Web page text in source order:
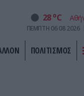
28 oC
ΠΕΜΠΤΗ 06 08 2026
ΠΟΛΙΤΙΣΜΟΣ